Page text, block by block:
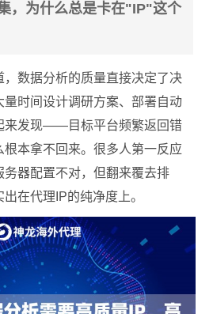
，为什么总是卡在"IP"这个
数据分析的质量直接决定了决
时间设计调研方案、部署自动
来发现——目标平台频繁返回错
本拿不回来。很多人第一反应
务器配置不对，但翻来覆去排
在代理IP的纯净度上。